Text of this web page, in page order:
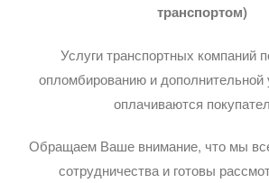
транспортом)
Услуги транспортных компаний
опломбированию и дополнительной
оплачиваются
Обращаем Ваше внимание, что мы
сотрудничества и готовы